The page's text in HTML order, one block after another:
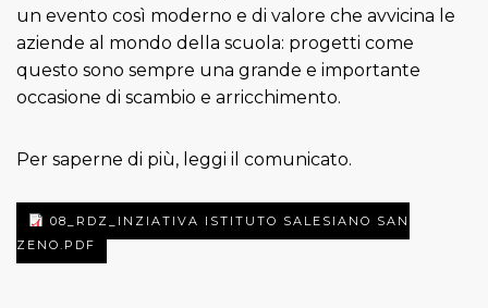
un evento così moderno e di valore che avvicina le
aziende al mondo della scuola: progetti come
questo sono sempre una grande e importante
occasione di scambio e arricchimento.
Per saperne di più, leggi il comunicato.
08_RDZ_INZIATIVA ISTITUTO SALESIANO SAN
ZENO.PDF